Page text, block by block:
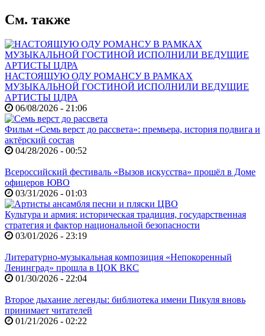
См. также
НАСТОЯЩУЮ ОДУ РОМАНСУ В РАМКАХ
МУЗЫКАЛЬНОЙ ГОСТИНОЙ ИСПОЛНИЛИ ВЕДУЩИЕ
АРТИСТЫ ЦДРА
06/08/2026 - 21:06
Фильм «Семь верст до рассвета»: премьера, история подвига и
актёрский состав
04/28/2026 - 00:52
Всероссийский фестиваль «Вызов искусства» прошёл в Доме
офицеров ЮВО
03/31/2026 - 01:03
Культура и армия: историческая традиция, государственная
стратегия и фактор национальной безопасности
03/01/2026 - 23:19
Литературно-музыкальная композиция «Непокоренный
Ленинград» прошла в ЦОК ВКС
01/30/2026 - 22:04
Второе дыхание легенды: библиотека имени Пикуля вновь
принимает читателей
01/21/2026 - 02:22